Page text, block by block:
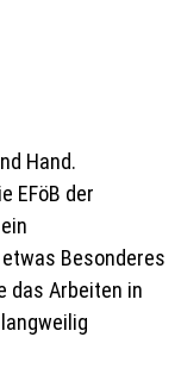
Hand.
EFöB der
Besonderes
das Arbeiten in